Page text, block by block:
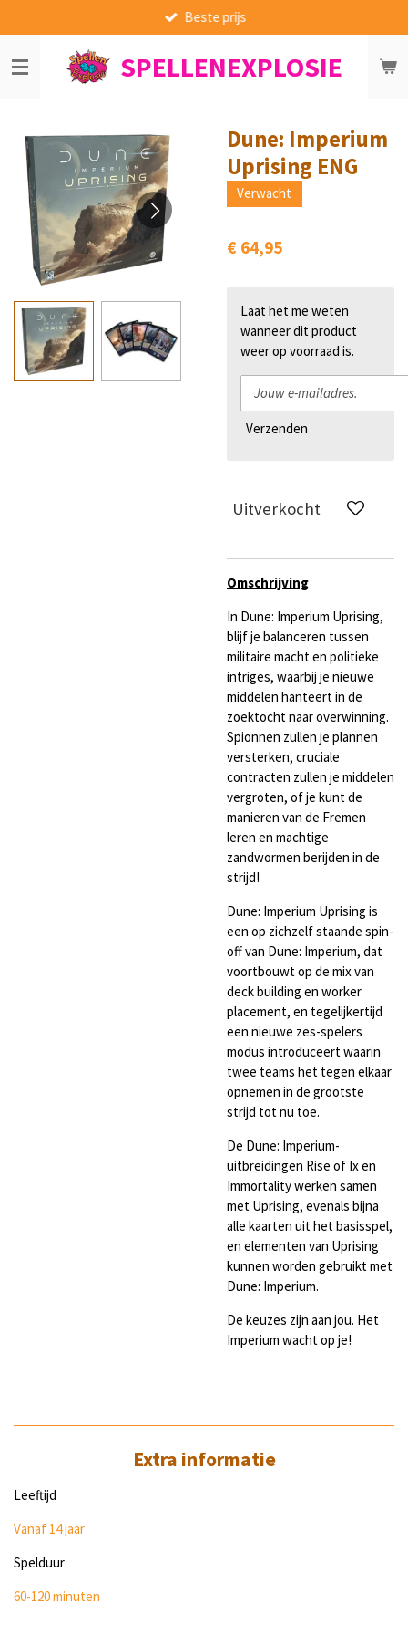
direct
naar
de
SPELLENEXPLOSIE
Beste prijs
Dune: Imperium
Uprising ENG
Verwacht
€ 64,95
Laat het me weten
wanneer dit product
weer op voorraad is.
Verzenden
Uitverkocht
Omschrijving
In Dune: Imperium Uprising,
blijf je balanceren tussen
militaire macht en politieke
intriges, waarbij je nieuwe
middelen hanteert in de
zoektocht naar overwinning.
Spionnen zullen je plannen
versterken, cruciale
contracten zullen je middelen
vergroten, of je kunt de
manieren van de Fremen
leren en machtige
zandwormen berijden in de
strijd!
Dune: Imperium Uprising is
een op zichzelf staande spin-
off van Dune: Imperium, dat
voortbouwt op de mix van
deck building en worker
placement, en tegelijkertijd
een nieuwe zes-spelers
modus introduceert waarin
twee teams het tegen elkaar
opnemen in de grootste
strijd tot nu toe.
De Dune: Imperium-
uitbreidingen Rise of Ix en
Immortality werken samen
met Uprising, evenals bijna
alle kaarten uit het basisspel,
en elementen van Uprising
kunnen worden gebruikt met
Dune: Imperium.
De keuzes zijn aan jou. Het
Imperium wacht op je!
Extra informatie
Leeftijd
Vanaf 14 jaar
Spelduur
60-120 minuten